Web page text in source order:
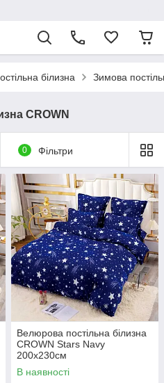
білизна Зимова
CROWN
0 Фільтри
Велюрова постільна білизна
CROWN Stars Navy
200х230см
В наявності